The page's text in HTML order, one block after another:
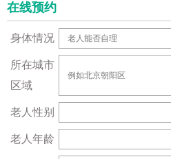
在线预约
身体情况
所在城市
区域
老人性别
老人年龄